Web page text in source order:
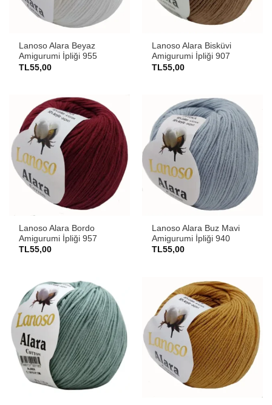
Lanoso Alara Beyaz
Amigurumi İpliği 955
TL55,00
Lanoso Alara Bisküvi
Amigurumi İpliği 907
TL55,00
Lanoso Alara Bordo
Amigurumi İpliği 957
TL55,00
Lanoso Alara Buz Mavi
Amigurumi İpliği 940
TL55,00